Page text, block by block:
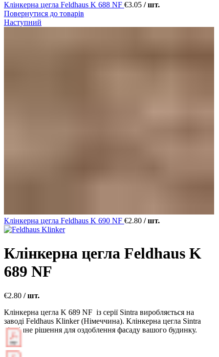
Клінкерна цегла Feldhaus K 688 NF €3.05 / шт.
Повернутися до товарів
Наступний
Клінкерна цегла Feldhaus K 690 NF €2.80 / шт.
Клінкерна цегла Feldhaus K
689 NF
€2.80 / шт.
Клінкерна цегла K 689 NF із серії Sintra виробляється на
заводі Feldhaus Klinker (Німеччина). Клінкерна цегла Sintra
відмінне рішення для оздоблення фасаду вашого будинку.